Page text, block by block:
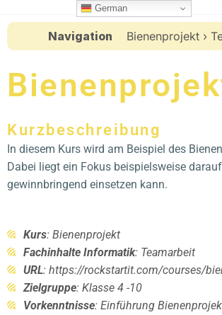
Inhalt
springen
Navigation Bienenprojekt ›
Kurzbeschreibung
In diesem Kurs wird am Beispiel des
Dabei liegt ein Fokus beispielsweise
gewinnbringend einsetzen kann.
Kurs: Bienenprojekt
Fachinhalte Informatik: Teamarbeit
URL: https://rockstartit.com/courses/
Zielgruppe: Klasse 4 -10
Vorkenntnisse: Einführung
German